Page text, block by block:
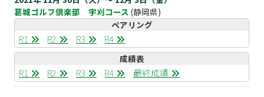
葛城ゴルフ倶楽部 宇刈コース (静岡県)
ペアリング
R1 R2 R3 R4
成績表
R1 R2 R3 R4 最終成績